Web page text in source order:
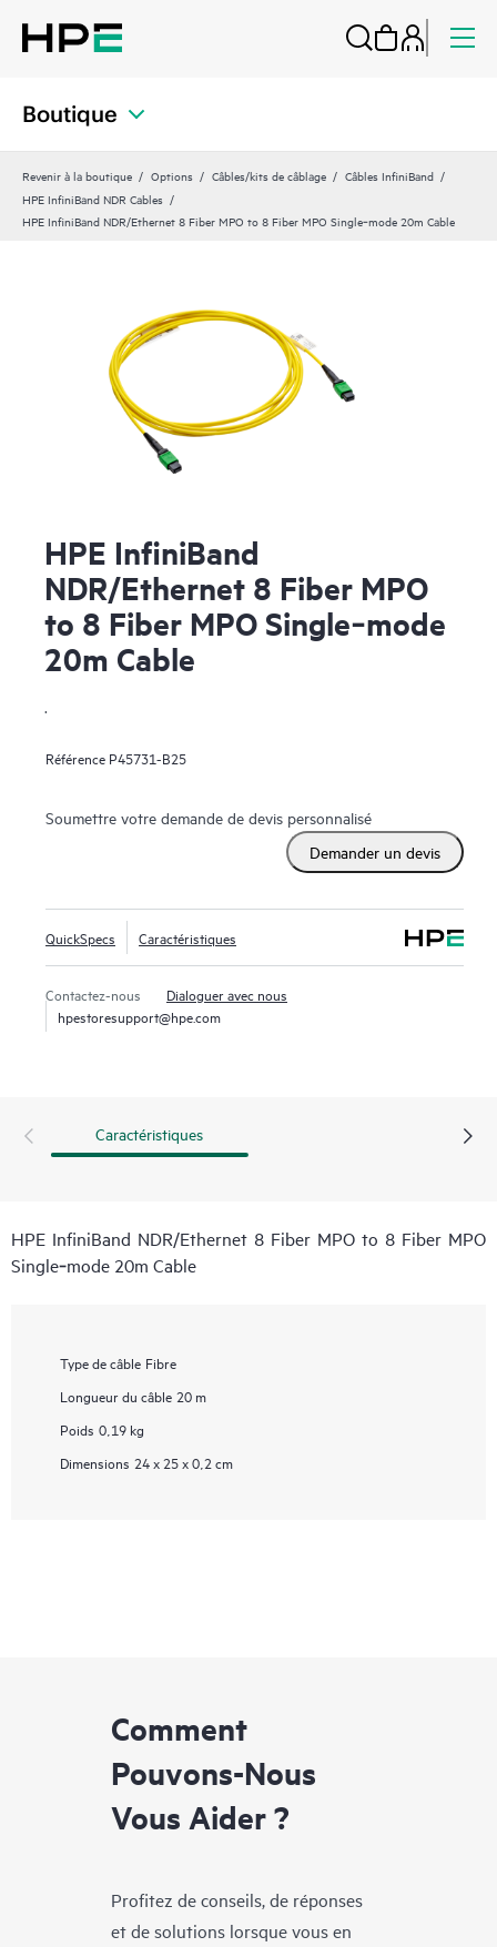
Boutique
Revenir à la boutique Options Câbles/kits de câblage
Câbles InfiniBand
HPE InfiniBand NDR Cables
HPE InfiniBand NDR/Ethernet 8 Fiber MPO to 8 Fiber MPO Single‑mode 20m Cable
HPE InfiniBand
NDR/Ethernet 8 Fiber MPO
to 8 Fiber MPO Single‑mode
20m Cable
Référence P45731-B25
Soumettre votre demande de devis personnalisé
Demander un devis
QuickSpecs Caractéristiques
Contactez-nous
Dialoguer avec nous
hpestoresupport@hpe.com
Caractéristiques
HPE InfiniBand NDR/Ethernet 8 Fiber MPO to 8 Fiber MPO
Single‑mode 20m Cable
Type de câble Fibre
Longueur du câble 20 m
Poids 0,19 kg
Dimensions 24 x 25 x 0,2 cm
Comment
Pouvons-Nous
Vous Aider ?
Profitez de conseils, de réponses
et de solutions lorsque vous en